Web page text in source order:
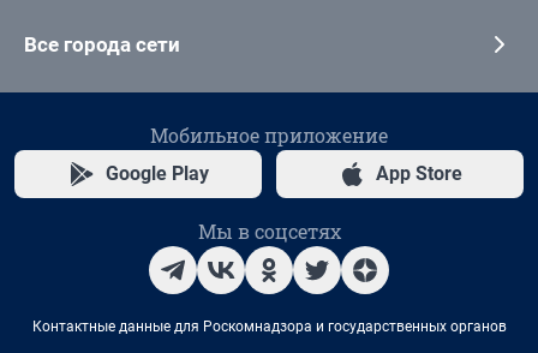
Все города сети
Мобильное приложение
Google Play App Store
Мы в соцсетях
Контактные данные для Роскомнадзора и государственных органов